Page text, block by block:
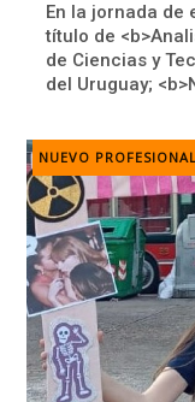
En la jornada de
título de
de Ciencias y
del Uruguay;
NUEVO PROFESIONAL